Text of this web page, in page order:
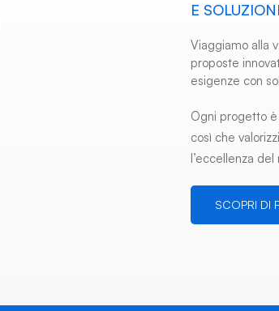
E
Viaggiamo alla
proposte
esigenze con
Ogni progetto
così che
l’eccellenza
SCOPRI DI